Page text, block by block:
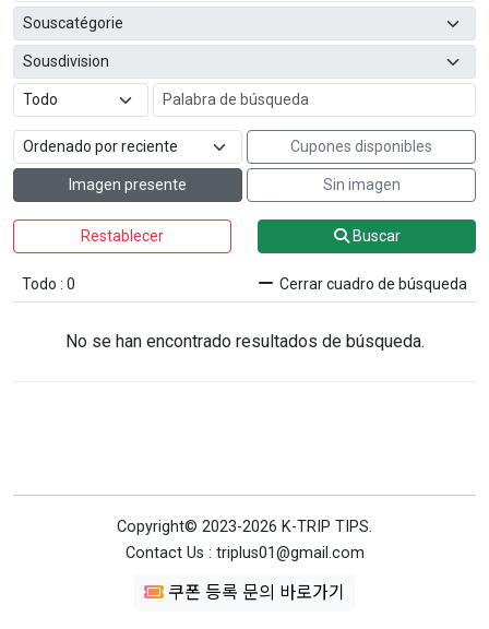
Cupones disponibles
Imagen presente Sin imagen
Restablecer Buscar
Todo : 0 Cerrar cuadro de búsqueda
No se han encontrado resultados de búsqueda.
Copyright© 2023-2026 K-TRIP TIPS.
Contact Us : triplus01@gmail.com
쿠폰 등록 문의 바로가기